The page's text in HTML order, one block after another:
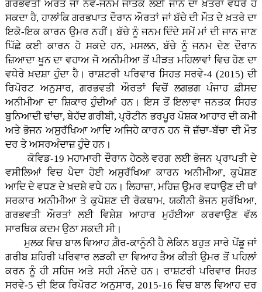
ਗਰਭਵਤੀ ਔਰਤ ਜਾਂ ਨਵ-ਜਨਮੇ ਜਾਤਕ ਲਈ ਜਾਨ ਦਾ ਖ਼ਤਰਾ ਵਧੇਰੇ ਹੋ
ਸਕਦਾ ਹੈ, ਹਾਲਾਂਕਿ ਗਰਭਪਾਤ ਦੌਰਾਨ ਔਰਤਾਂ ਜਾਂ ਬੱਚੇ ਦੀ ਮੌਤ ਦੇ ਖ਼ਤਰੇ ਦਾ
ਇਕੋ-ਇਕ ਕਾਰਨ ਉਮਰ ਨਹੀਂ। ਬੱਚੇ ਨੂੰ ਜਨਮ ਦਿੰਦੇ ਸਮੇਂ ਮਾਂ ਦੀ ਜਾਨ ਜਾਣ
ਪਿੱਛੇ ਕਈ ਕਾਰਨ ਹੋ ਸਕਦੇ ਹਨ, ਮਸਲਨ, ਬੱਚੇ ਨੂੰ ਜਨਮ ਦੇਣ ਦੌਰਾਨ
ਜ਼ਿਆਦਾ ਖੂਨ ਦਾ ਵਹਾਅ ਜੋ ਅਨੀਮੀਆ ਤੋਂ ਪੀੜਤ ਮਹਿਲਾਵਾਂ ਵਿਚ ਹੋਣ ਦਾ
ਵਧੇਰੇ ਖ਼ਦਸ਼ਾ ਹੁੰਦਾ ਹੈ। ਰਾਸ਼ਟਰੀ ਪਰਿਵਾਰ ਸਿਹਤ ਸਰਵੇ-4 (2015) ਦੀ
ਰਿਪੋਰਟ ਅਨੁਸਾਰ, ਗਰਭਵਤੀ ਔਰਤਾਂ ਵਿਚੋਂ ਲਗਭਗ ਪੰਜਾਹ ਫ਼ੀਸਦ
ਅਨੀਮੀਆ ਦਾ ਸ਼ਿਕਾਰ ਹੁੰਦੀਆਂ ਹਨ। ਇਸ ਤੋਂ ਇਲਾਵਾ ਜਨਤਕ ਸਿਹਤ
ਬੁਨਿਆਦੀ ਢਾਂਚਾ, ਬੇਹੱਦ ਗਰੀਬੀ, ਪ੍ਰੋਟੀਨ ਭਰਪੂਰ ਪੋਸ਼ਕ ਆਹਾਰ ਦੀ ਕਮੀ
ਅਤੇ ਭੋਜਨ ਅਸੁਰੱਖਿਆ ਆਦਿ ਅਜਿਹੇ ਕਾਰਨ ਹਨ ਜੋ ਜ਼ੱਚਾ-ਬੱਚਾ ਦੀ ਮੌਤ
ਦਰ ਤੇ ਅਸਰਅੰਦਾਜ਼ ਹੁੰਦੇ ਹਨ।
ਕੋਵਿਡ-19 ਮਹਾਮਾਰੀ ਦੌਰਾਨ ਹੇਠਲੇ ਵਰਗ ਲਈ ਭੋਜਨ ਪ੍ਰਾਪਤੀ ਦੇ
ਵਸੀਲਿਆਂ ਵਿਚ ਪੈਦਾ ਹੋਈ ਅਸੁਰੱਖਿਆ ਕਾਰਨ ਅਨੀਮੀਆ, ਕੁਪੋਸ਼ਣ
ਆਦਿ ਦੇ ਵਧਣ ਦੇ ਖ਼ਦਸ਼ੇ ਵਧੇ ਹਨ। ਲਿਹਾਜ਼ਾ, ਮਹਿਜ਼ ਉਮਰ ਵਧਾਉਣ ਦੀ ਥਾਂ
ਸਰਕਾਰ ਅਨੀਮੀਆ ਤੇ ਕੁਪੋਸ਼ਣ ਦੀ ਰੋਕਥਾਮ, ਯਕੀਨੀ ਭੋਜਨ ਸੁਰੱਖਿਆ,
ਗਰਭਵਤੀ ਔਰਤਾਂ ਲਈ ਵਿਸ਼ੇਸ਼ ਆਹਾਰ ਮੁਹੱਈਆ ਕਰਵਾਉਣ ਵੱਲ
ਸਾਰਥਿਕ ਕਦਮ ਉਠਾ ਸਕਦੀ ਸੀ।
ਮੁਲਕ ਵਿਚ ਬਾਲ ਵਿਆਹ ਗ਼ੈਰ-ਕਾਨੂੰਨੀ ਹੈ ਲੇਕਿਨ ਬਹੁਤ ਸਾਰੇ ਪੇਂਡੂ ਜਾਂ
ਗਰੀਬ ਸ਼ਹਿਰੀ ਪਰਿਵਾਰ ਲੜਕੀ ਦਾ ਵਿਆਹ ਤੈਅ ਕੀਤੀ ਉਮਰ ਤੋਂ ਪਹਿਲਾਂ
ਕਰਨ ਨੂੰ ਹੀ ਸਹਿਜ ਅਤੇ ਸਹੀ ਮੰਨਦੇ ਹਨ। ਰਾਸ਼ਟਰੀ ਪਰਿਵਾਰ ਸਿਹਤ
ਸਰਵੇ-5 ਦੀ ਇਕ ਰਿਪੋਰਟ ਅਨੁਸਾਰ, 2015-16 ਵਿਚ ਬਾਲ ਵਿਆਹ ਦਰ